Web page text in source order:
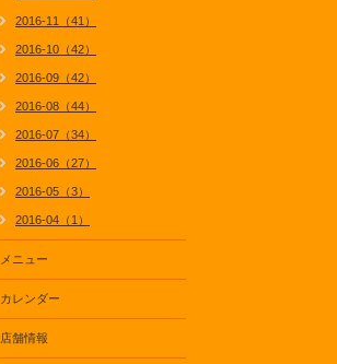
2016-11（41）
2016-10（42）
2016-09（42）
2016-08（44）
2016-07（34）
2016-06（27）
2016-05（3）
2016-04（1）
メニュー
カレンダー
店舗情報